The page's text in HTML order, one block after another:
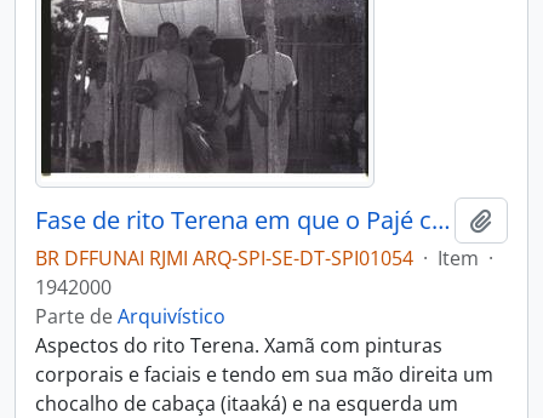
Fase de rito Terena em que o Pajé canta e invoca os espíritos
BR DFFUNAI RJMI ARQ-SPI-SE-DT-SPI01054 · Item ·
1942000
Parte deArquivístico
Aspectos do rito Terena. Xamã com pinturas
corporais e faciais e tendo em sua mão direita um
chocalho de cabaça (itaaká) e na esquerda um